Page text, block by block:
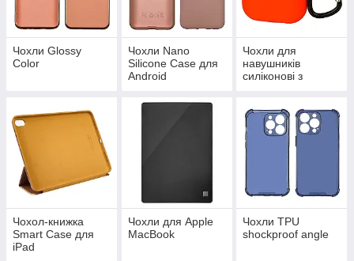
Чохли Glossy
Color
Чохли Nano
Silicone Case для
Android
Чохли для
навушників
силіконові з
Чохол-книжка
Smart Case для
iPad
Чохли для Apple
MacBook
Чохли TPU
shockproof angle